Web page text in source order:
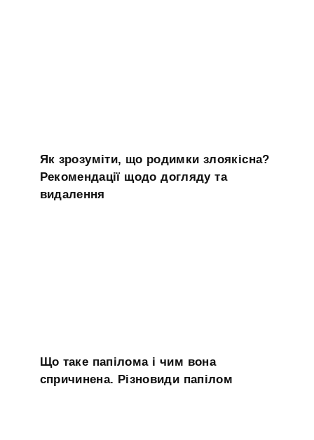
Як зрозуміти, що родимки злоякісна?
Рекомендації щодо догляду та
видалення
Що таке папілома і чим вона
спричинена. Різновиди папілом